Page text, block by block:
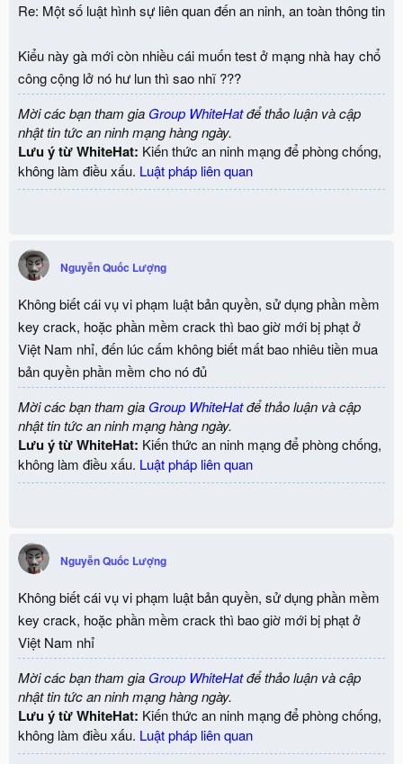
Re: Một số luật hình sự liên quan đến an ninh, an toàn thông tin
Kiểu này gà mới còn nhiều cái muốn test ở mạng nhà hay chổ
công cộng lở nó hư lun thì sao nhĩ ???
Mời các bạn tham gia Group WhiteHatđể thảo luận và cập
nhật tin tức an ninh mạng hàng ngày.
Lưu ý từ WhiteHat: Kiến thức an ninh mạng để phòng chống,
không làm điều xấu. Luật pháp liên quan
Nguyễn Quốc Lượng
Không biết cái vụ vi phạm luật bản quyền, sử dụng phần mềm
key crack, hoặc phần mềm crack thì bao giờ mới bị phạt ở
Việt Nam nhỉ, đến lúc cấm không biết mất bao nhiêu tiền mua
bản quyền phần mềm cho nó đủ
Mời các bạn tham gia Group WhiteHatđể thảo luận và cập
nhật tin tức an ninh mạng hàng ngày.
Lưu ý từ WhiteHat: Kiến thức an ninh mạng để phòng chống,
không làm điều xấu. Luật pháp liên quan
Nguyễn Quốc Lượng
Không biết cái vụ vi phạm luật bản quyền, sử dụng phần mềm
key crack, hoặc phần mềm crack thì bao giờ mới bị phạt ở
Việt Nam nhỉ
Mời các bạn tham gia Group WhiteHatđể thảo luận và cập
nhật tin tức an ninh mạng hàng ngày.
Lưu ý từ WhiteHat: Kiến thức an ninh mạng để phòng chống,
không làm điều xấu. Luật pháp liên quan